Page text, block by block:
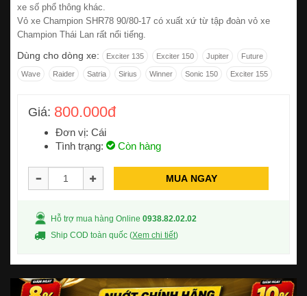
xe số phổ thông khác.
Vỏ xe Champion SHR78 90/80-17 có xuất xứ từ tập đoàn vỏ xe
Champion Thái Lan rất nổi tiếng.
Dùng cho dòng xe: Exciter 135 Exciter 150 Jupiter Future
Wave Raider Satria Sirius Winner Sonic 150 Exciter 155
Giá: 800.000đ
Đơn vị: Cái
Tình trạng:
Còn hàng
MUA NGAY
Hỗ trợ mua hàng Online 0938.82.02.02
Ship COD toàn quốc (Xem chi tiết)